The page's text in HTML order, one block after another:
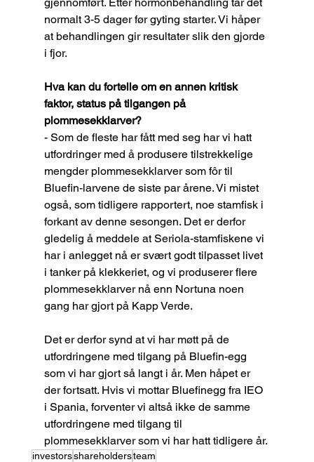
normalt 3-5 dager før gyting starter. Vi håper
at behandlingen gir resultater slik den gjorde
i fjor.
Hva kan du fortelle om en annen kritisk
faktor, status på tilgangen på
plommesekklarver?
- Som de fleste har fått med seg har vi hatt
utfordringer med å produsere tilstrekkelige
mengder plommesekklarver som fôr til
Bluefin-larvene de siste par årene. Vi mistet
også, som tidligere rapportert, noe stamfisk i
forkant av denne sesongen. Det er derfor
gledelig å meddele at Seriola-stamfiskene vi
har i anlegget nå er svært godt tilpasset livet
i tanker på klekkeriet, og vi produserer flere
plommesekklarver nå enn Nortuna noen
gang har gjort på Kapp Verde.
Det er derfor synd at vi har møtt på de
utfordringene med tilgang på Bluefin-egg
som vi har gjort så langt i år. Men håpet er
der fortsatt. Hvis vi mottar Bluefinegg fra IEO
i Spania, forventer vi altså ikke de samme
utfordringene med tilgang til
plommesekklarver som vi har hatt tidligere år.
investorsshareholdersteam